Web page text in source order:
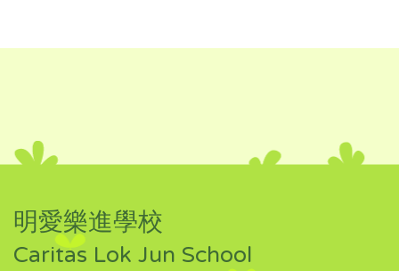
明愛樂進學校
Caritas Lok Jun School